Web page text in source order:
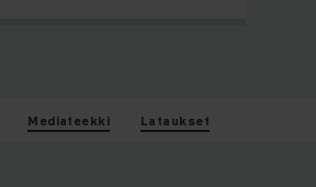
Mediateekki Lataukset